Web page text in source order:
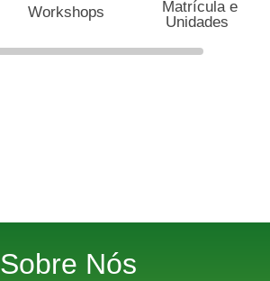
Workshops
Matrícula e
Unidades
Sobre Nós